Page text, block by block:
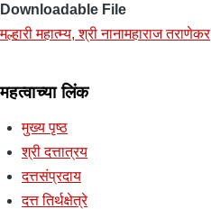
Downloadable File
मल्हारी महात्म्य, श्री नानामहाराज तराणेकर
महत्वाच्या लिंक
मुख्य पृष्ठ
श्री दत्तात्रय
दत्तसंप्रदाय
दत्त तिर्थक्षेत्रे